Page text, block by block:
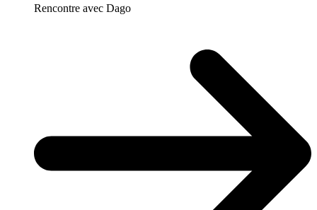
Rencontre avec Dago